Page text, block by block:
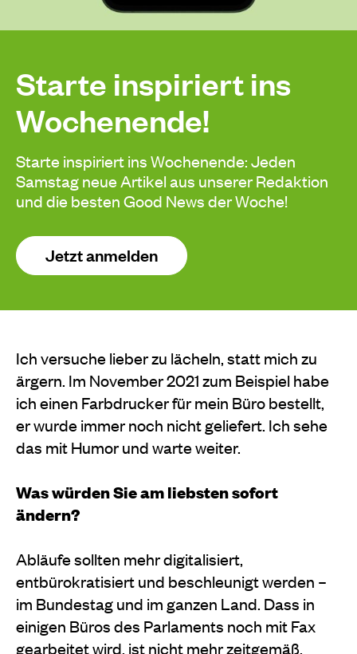
Starte inspiriert ins
Wochenende!
Starte inspiriert ins Wochenende: Jeden
Samstag neue Artikel aus unserer Redaktion
und die besten Good News der Woche!
Jetzt anmelden
Ich versuche lieber zu lächeln, statt mich zu
ärgern. Im November 2021 zum Beispiel habe
ich einen Farbdrucker für mein Büro bestellt,
er wurde immer noch nicht geliefert. Ich sehe
das mit Humor und warte weiter.
Was würden Sie am liebsten sofort
ändern?
Abläufe sollten mehr digitalisiert,
entbürokratisiert und beschleunigt werden –
im Bundestag und im ganzen Land. Dass in
einigen Büros des Parlaments noch mit Fax
gearbeitet wird, ist nicht mehr zeitgemäß.